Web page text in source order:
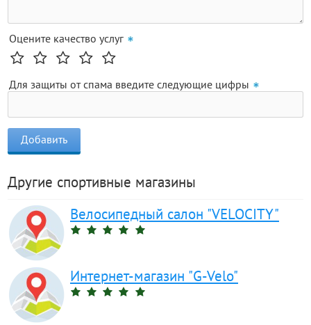
Оцените качество услуг
Для защиты от спама введите следующие цифры
Другие спортивные магазины
Велосипедный салон "VELOCITY"
Интернет-магазин "G-Velo"